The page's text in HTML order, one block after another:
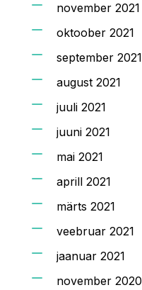
november 2021
oktoober 2021
september 2021
august 2021
juuli 2021
juuni 2021
mai 2021
aprill 2021
märts 2021
veebruar 2021
jaanuar 2021
november 2020